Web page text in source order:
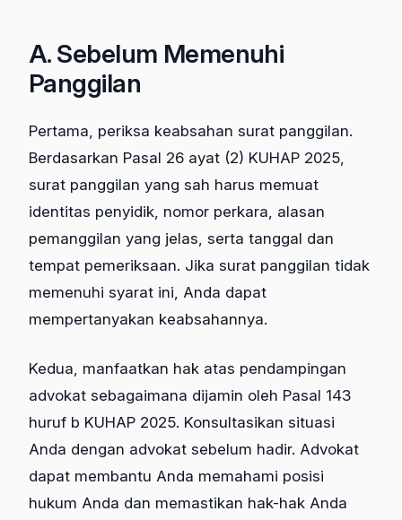
A. Sebelum Memenuhi
Panggilan
Pertama, periksa keabsahan surat panggilan.
Berdasarkan Pasal 26 ayat (2) KUHAP 2025,
surat panggilan yang sah harus memuat
identitas penyidik, nomor perkara, alasan
pemanggilan yang jelas, serta tanggal dan
tempat pemeriksaan. Jika surat panggilan tidak
memenuhi syarat ini, Anda dapat
mempertanyakan keabsahannya.
Kedua, manfaatkan hak atas pendampingan
advokat sebagaimana dijamin oleh Pasal 143
huruf b KUHAP 2025. Konsultasikan situasi
Anda dengan advokat sebelum hadir. Advokat
dapat membantu Anda memahami posisi
hukum Anda dan memastikan hak-hak Anda